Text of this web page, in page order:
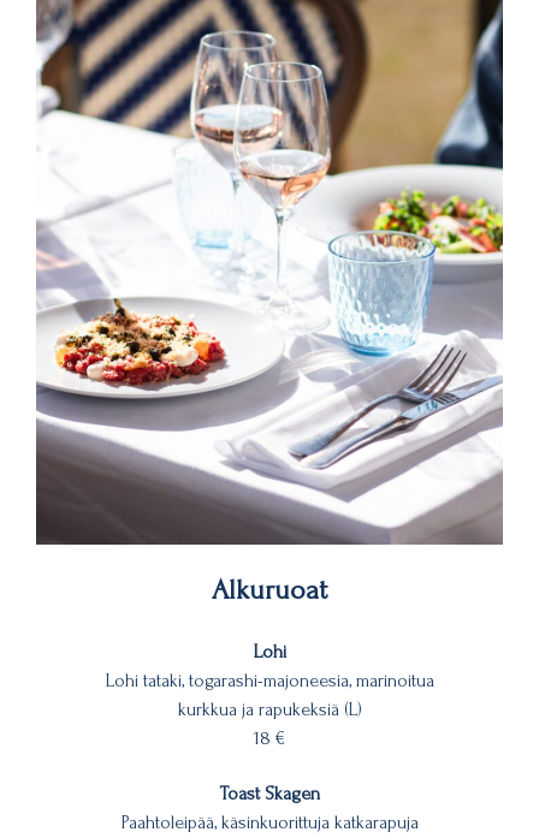
Alkuruoat
Lohi
Lohi tataki, togarashi-majoneesia, marinoitua
kurkkua ja rapukeksiä (L)
18 €
Toast Skagen
Paahtoleipää, käsinkuorittuja katkarapuja